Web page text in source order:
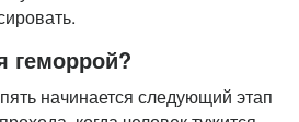
геморрой?
начинается следующий этап